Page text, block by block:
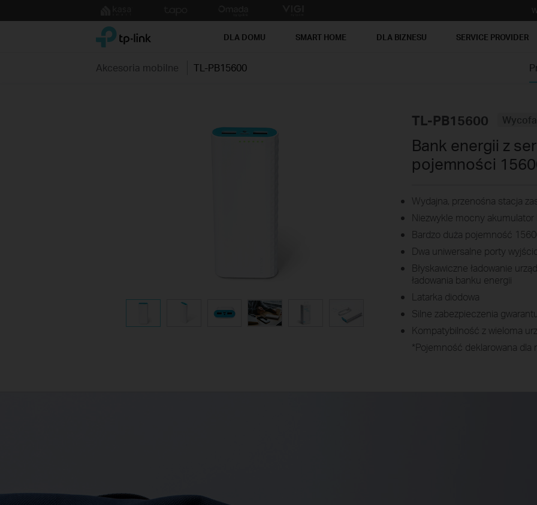
to
TP-Link, Reliably Smart DLA DOMU SMART HOME DLA BIZNESU SERVICE PROVIDER
Akcesoria mobilne TL-PB15600
TL-PB15600
Bank energii z
pojemności
Wydajna, przenośna stacja
Niezwykle mocny akumulator
Bardzo duża pojemność
Dwa uniwersalne porty
Błyskawiczne ładowanie
ładowania banku energii
Latarka diodowa
Silne zabezpieczenia
Kompatybilność z wieloma
*Pojemność deklarowana dla